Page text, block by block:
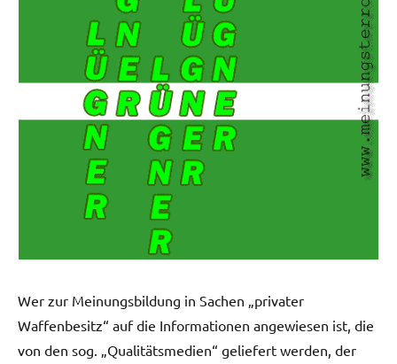
Wer zur Meinungsbildung in Sachen „privater
Waffenbesitz“ auf die Informationen angewiesen ist, die
von den sog. „Qualitätsmedien“ geliefert werden, der